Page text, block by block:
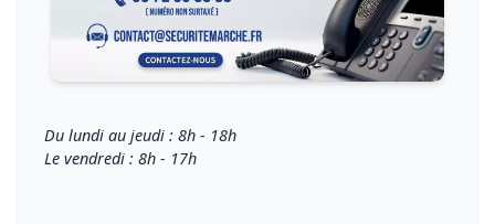
Du lundi au jeudi : 8h - 18h
Le vendredi : 8h - 17h